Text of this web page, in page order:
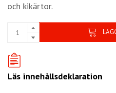
och kikärtor.
Läs innehållsdeklaration